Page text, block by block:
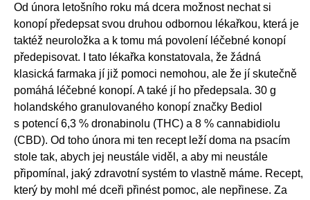
Od února letošního roku má dcera možnost nechat si
konopí předepsat svou druhou odbornou lékařkou, která je
taktéž neuroložka a k tomu má povolení léčebné konopí
předepisovat. I tato lékařka konstatovala, že žádná
klasická farmaka jí již pomoci nemohou, ale že jí skutečně
pomáhá léčebné konopí. A také jí ho předepsala. 30 g
holandského granulovaného konopí značky Bediol
s potencí 6,3 % dronabinolu (THC) a 8 % cannabidiolu
(CBD). Od toho února mi ten recept leží doma na psacím
stole tak, abych jej neustále viděl, a aby mi neustále
připomínal, jaký zdravotní systém to vlastně máme. Recept,
který by mohl mé dceři přinést pomoc, ale nepřinese. Za